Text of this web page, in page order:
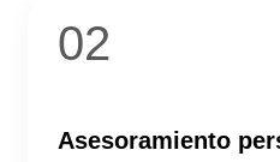
02
Asesoramiento